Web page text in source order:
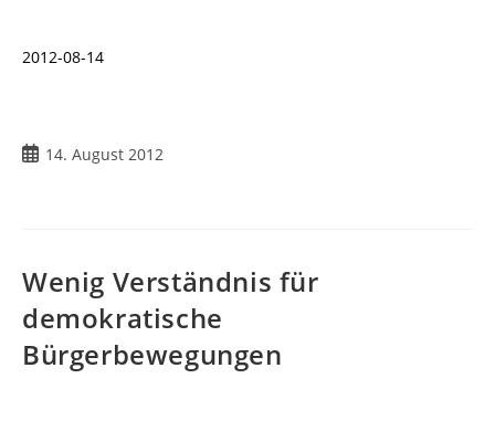
2012-08-14
Beitrag14. August 2012
Wenig Verständnis für
demokratische
Bürgerbewegungen